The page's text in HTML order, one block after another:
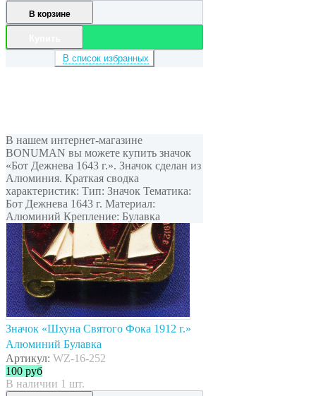
В корзине
В список избранных
В нашем интернет-магазине
BONUMAN вы можете купить значок
«Бот Дежнева 1643 г.». Значок сделан из
Алюминия. Краткая сводка
характеристик: Тип: Значок Тематика:
Бот Дежнева 1643 г. Материал:
Алюминий Крепление: Булавка
Значок «Шхуна Святого Фока 1912 г.»
Алюминий Булавка
Артикул: WZ-16-252
100 руб
В наличии 1 шт.